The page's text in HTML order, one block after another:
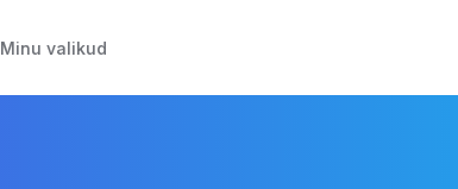
Minu valikud